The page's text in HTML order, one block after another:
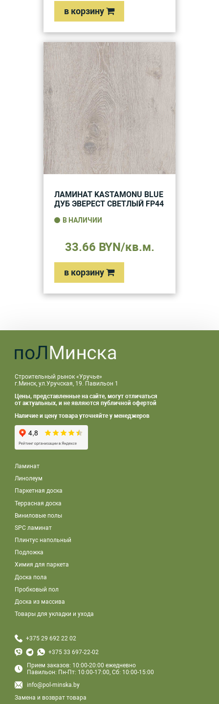
в корзину
ЛАМИНАТ KASTAMONU BLUE
ДУБ ЭВЕРЕСТ СВЕТЛЫЙ FP44
В НАЛИЧИИ
33.66 BYN/кв.м.
в корзину
Строительный рынок «Уручье»
г.Минск, ул.Уручская, 19. Павильон 1
Цены, представленные на сайте, могут отличаться
от актуальных, и не являются публичной офертой
Наличие и цену товара уточняйте у менеджеров
Ламинат
Линолеум
Паркетная доска
Террасная доска
Виниловые полы
SPC ламинат
Плинтус напольный
Подложка
Химия для паркета
Доска пола
Пробковый пол
Доска из массива
Товары для укладки и ухода
+375 29 692 22 02
+375 33 697-22-02
Прием заказов: 10:00-20:00 ежедневно
Павильон: Пн-Пт: 10:00-17:00, Сб: 10:00-15:00
info@pol-minska.by
Замена и возврат товара